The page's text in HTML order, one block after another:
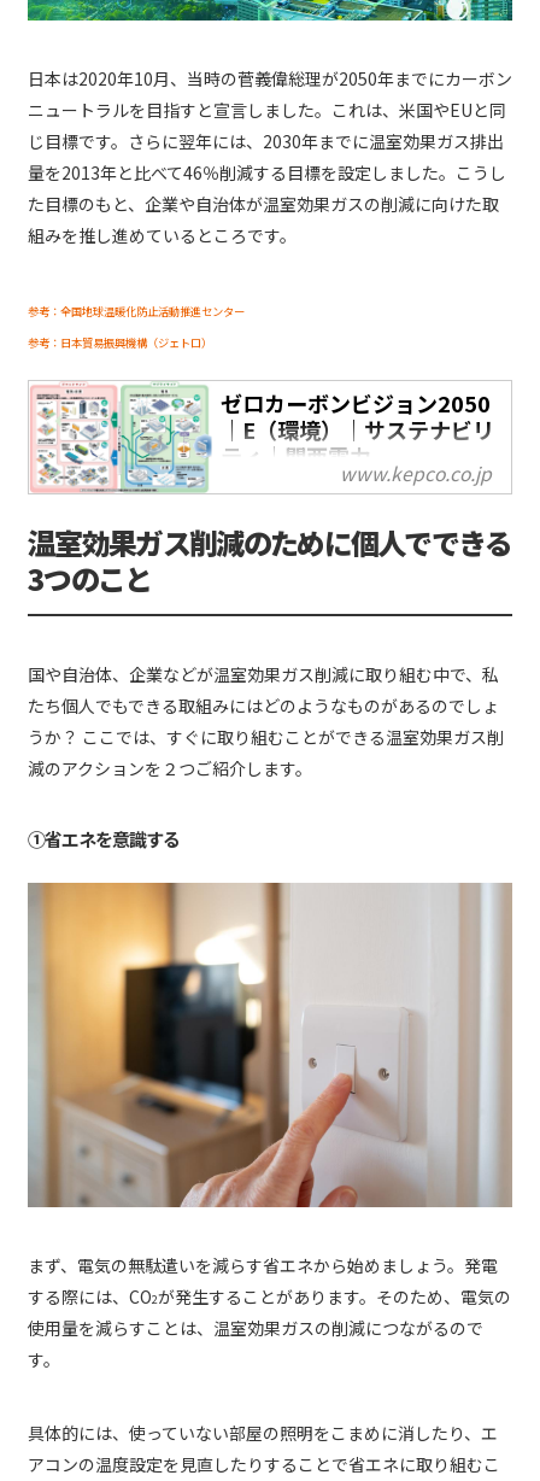
日本は2020年10月、当時の菅義偉総理が2050年までにカーボン
ニュートラルを目指すと宣言しました。これは、米国やEUと同
じ目標です。さらに翌年には、2030年までに温室効果ガス排出
量を2013年と比べて46％削減する目標を設定しました。こうし
た目標のもと、企業や自治体が温室効果ガスの削減に向けた取
組みを推し進めているところです。
参考：全国地球温暖化防止活動推進センター
参考：日本貿易振興機構（ジェトロ）
ゼロカーボンビジョン2050
｜E（環境）｜サステナビリ
ティ｜関西電力
『ゼロカーボンエネルギーのリ
て、関西電力グループのリソー
www.kepco.co.jp
温室効果ガス削減のために個人でできる
3つのこと
国や自治体、企業などが温室効果ガス削減に取り組む中で、私
たち個人でもできる取組みにはどのようなものがあるのでしょ
うか？ ここでは、すぐに取り組むことができる温室効果ガス削
減のアクションを２つご紹介します。
①省エネを意識する
まず、電気の無駄遣いを減らす省エネから始めましょう。発電
する際には、CO2が発生することがあります。そのため、電気の
使用量を減らすことは、温室効果ガスの削減につながるので
す。
具体的には、使っていない部屋の照明をこまめに消したり、エ
アコンの温度設定を見直したりすることで省エネに取り組むこ